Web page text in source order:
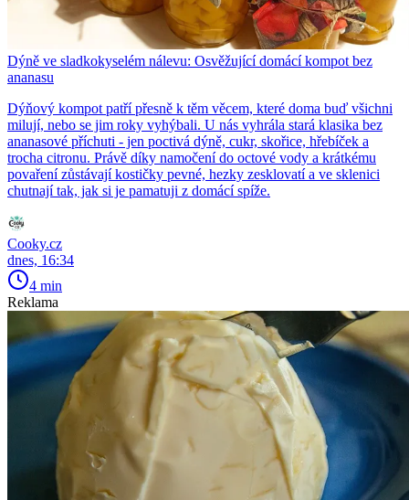
Dýně ve sladkokyselém nálevu: Osvěžující domácí kompot bez
ananasu
Dýňový kompot patří přesně k těm věcem, které doma buď všichni
milují, nebo se jim roky vyhýbali. U nás vyhrála stará klasika bez
ananasové příchuti - jen poctivá dýně, cukr, skořice, hřebíček a
trocha citronu. Právě díky namočení do octové vody a krátkému
povaření zůstávají kostičky pevné, hezky zesklovatí a ve sklenici
chutnají tak, jak si je pamatuji z domácí spíže.
Cooky.cz
dnes, 16:34
4 min
Reklama